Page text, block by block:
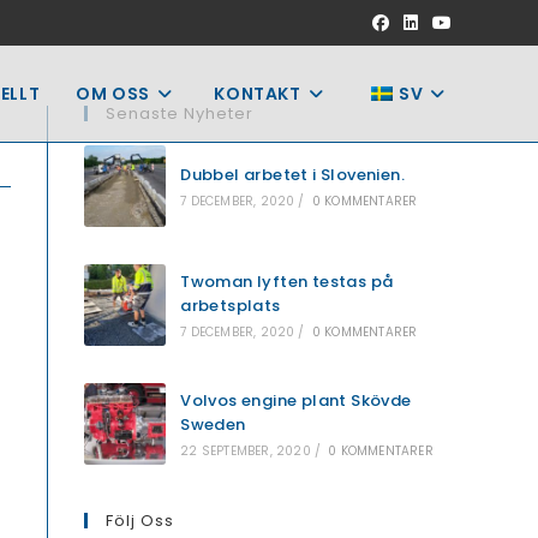
OM OSS KONTAKT SV
Senaste Nyheter
Dubbel arbetet i Slovenien.
7 DECEMBER, 2020 / 0 KOMMENTARER
Twoman lyften testas på
arbetsplats
7 DECEMBER, 2020 / 0 KOMMENTARER
Volvos engine plant Skövde
Sweden
22 SEPTEMBER, 2020 / 0 KOMMENTARER
Följ Oss